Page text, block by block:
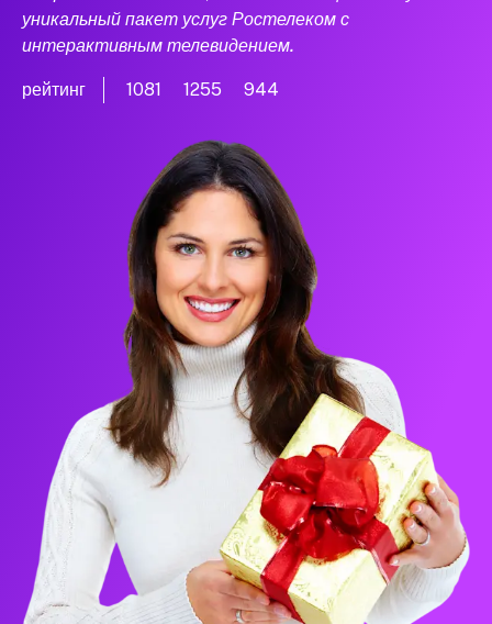
уникальный пакет услуг Ростелеком с
интерактивным телевидением.
рейтинг 1081 1255 944